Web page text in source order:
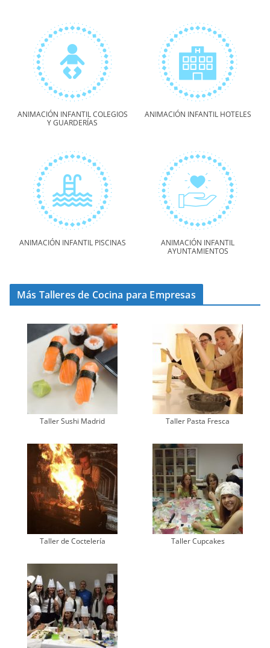
ANIMACIÓN INFANTIL COLEGIOS
Y GUARDERÍAS
ANIMACIÓN INFANTIL HOTELES
ANIMACIÓN INFANTIL PISCINAS
ANIMACIÓN INFANTIL
AYUNTAMIENTOS
Más Talleres de Cocina para Empresas
Taller Sushi Madrid Taller Pasta Fresca
Taller de Coctelería Taller Cupcakes